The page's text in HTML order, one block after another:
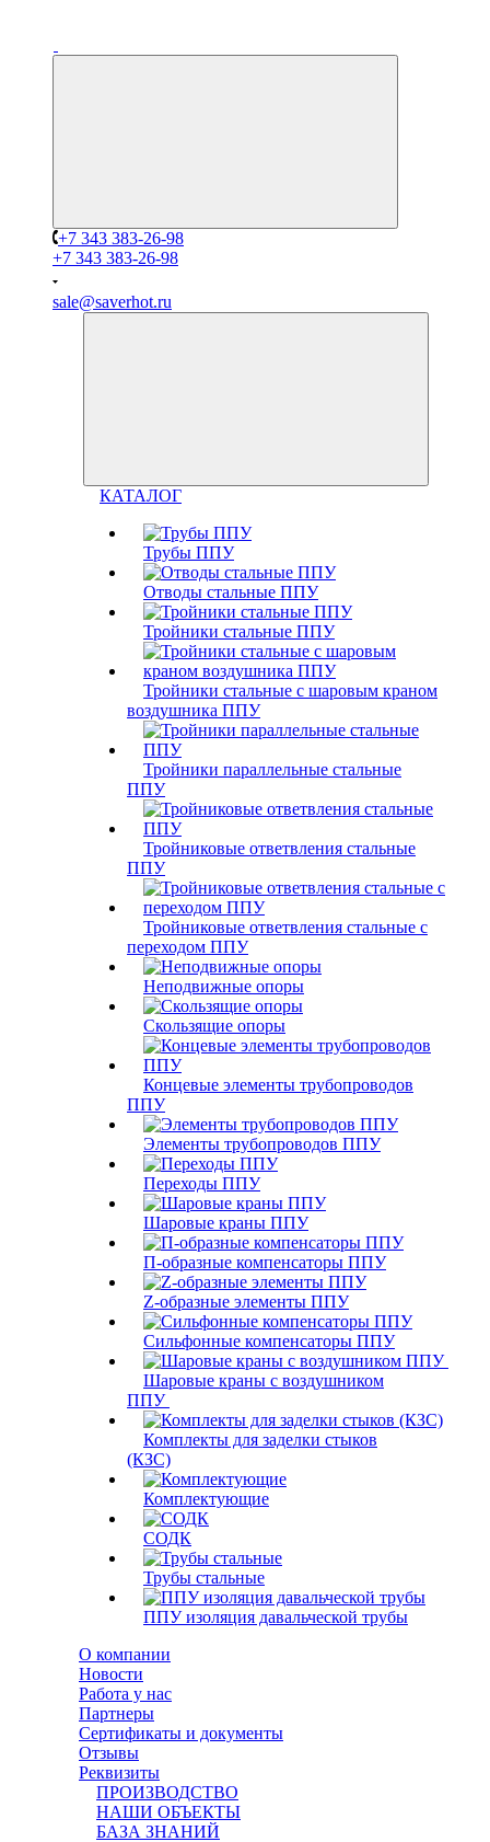
+7 343 383-26-98
+7 343 383-26-98
sale@saverhot.ru
КАТАЛОГ
Трубы ППУ
Отводы стальные ППУ
Тройники стальные ППУ
Тройники стальные с шаровым краном
воздушника ППУ
Тройники параллельные стальные
ППУ
Тройниковые ответвления стальные
ППУ
Тройниковые ответвления стальные с
переходом ППУ
Неподвижные опоры
Скользящие опоры
Концевые элементы трубопроводов
ППУ
Элементы трубопроводов ППУ
Переходы ППУ
Шаровые краны ППУ
П-образные компенсаторы ППУ
Z-образные элементы ППУ
Сильфонные компенсаторы ППУ
Шаровые краны с воздушником
ППУ
Комплекты для заделки стыков
(КЗС)
Комплектующие
СОДК
Трубы стальные
ППУ изоляция давальческой трубы
О компании
Новости
Работа у нас
Партнеры
Сертификаты и документы
Отзывы
Реквизиты
ПРОИЗВОДСТВО
НАШИ ОБЪЕКТЫ
БАЗА ЗНАНИЙ